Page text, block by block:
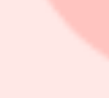
redovisar ett
blev 3,1 miljoner kronor